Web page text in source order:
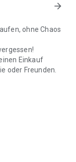
arrow_forward
ohne Chaos
Einkauf
oder Freunden.
Alle sehen
erstellen und